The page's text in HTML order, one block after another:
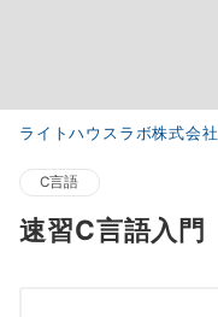
ライトハウスラボ株式会社
C言語
速習C言語入門